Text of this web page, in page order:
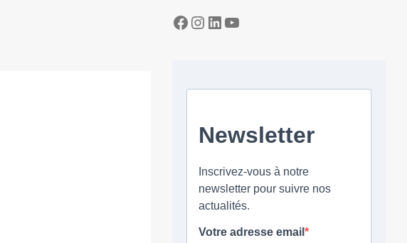
Facebook
Instagram
LinkedIn
YouTube